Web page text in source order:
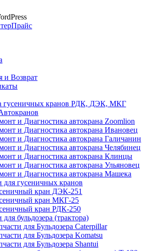
и Возврат
гусеничных кранов РДК, ДЭК, МКГ
и Диагностика автокрана Zoomlion
и Диагностика автокрана Ивановец
и Диагностика автокрана Галичанин
и Диагностика автокрана Челябинец
и Диагностика автокрана Клинцы
и Диагностика автокрана Ульяновец
и Диагностика автокрана Машека
для гусеничных кранов
кран ДЭК-251
кран МКГ-25
кран РДК-250
для бульдозера (трактора)
для Бульдозера Caterpillar
для Бульдозера Komatsu
для Бульдозера Shantui